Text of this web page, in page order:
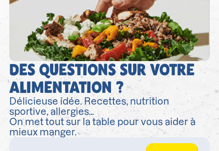
DES QUESTIONS SUR VOTRE
ALIMENTATION ?
Délicieuse idée. Recettes, nutrition
sportive, allergies…
On met tout sur la table pour vous aider à
mieux manger.